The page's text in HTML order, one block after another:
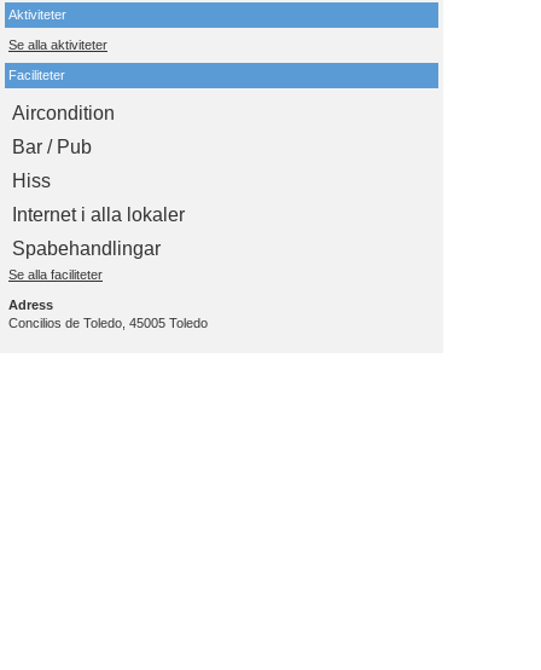
Aktiviteter
Se alla aktiviteter
Faciliteter
Aircondition
Bar / Pub
Hiss
Internet i alla lokaler
Spabehandlingar
Se alla faciliteter
Adress
Concilios de Toledo, 45005 Toledo